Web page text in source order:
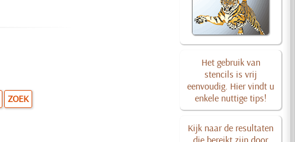
Het gebruik van
stencils is vrij
eenvoudig. Hier vindt u
enkele nuttige tips!
Kijk naar de resultaten
die bereikt zijn door
ZOEK